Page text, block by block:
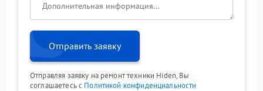
Отправить заявку
Отправляя заявку на ремонт техники Hiden, Вы
соглашаетесь с Политикой конфиденциальности